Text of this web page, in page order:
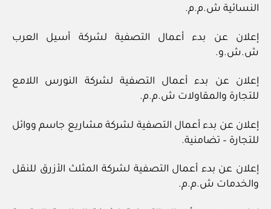
النسائية ش.م.م.
إعلان عن بدء أعمال التصفية لشركة أسيل العرب
ش.ش.و.
إعلان عن بدء أعمال التصفية لشركة النورس اللامع
للتجارة والمقاولات ش.م.م.
إعلان عن بدء أعمال التصفية لشركة مشاريع جاسم ووائل
للتجارة – تضامنية.
إعلان عن بدء أعمال التصفية لشركة المثلث الأزرق للنقل
والخدمات ش.م.م.